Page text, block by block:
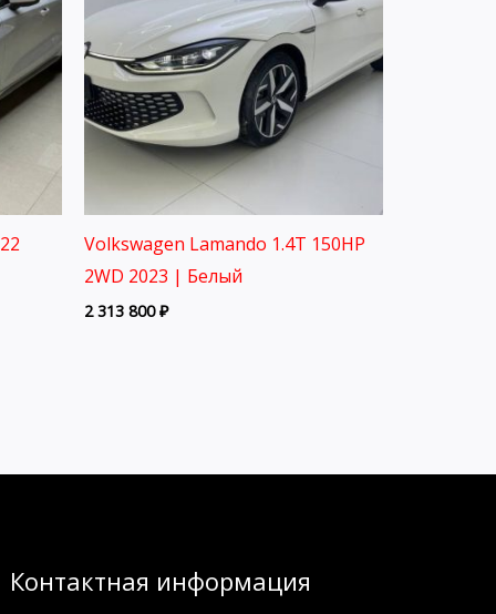
Volkswagen Lamando 1.4T 150HP
2WD 2023 | Белый
2 313 800₽
Контактная информация